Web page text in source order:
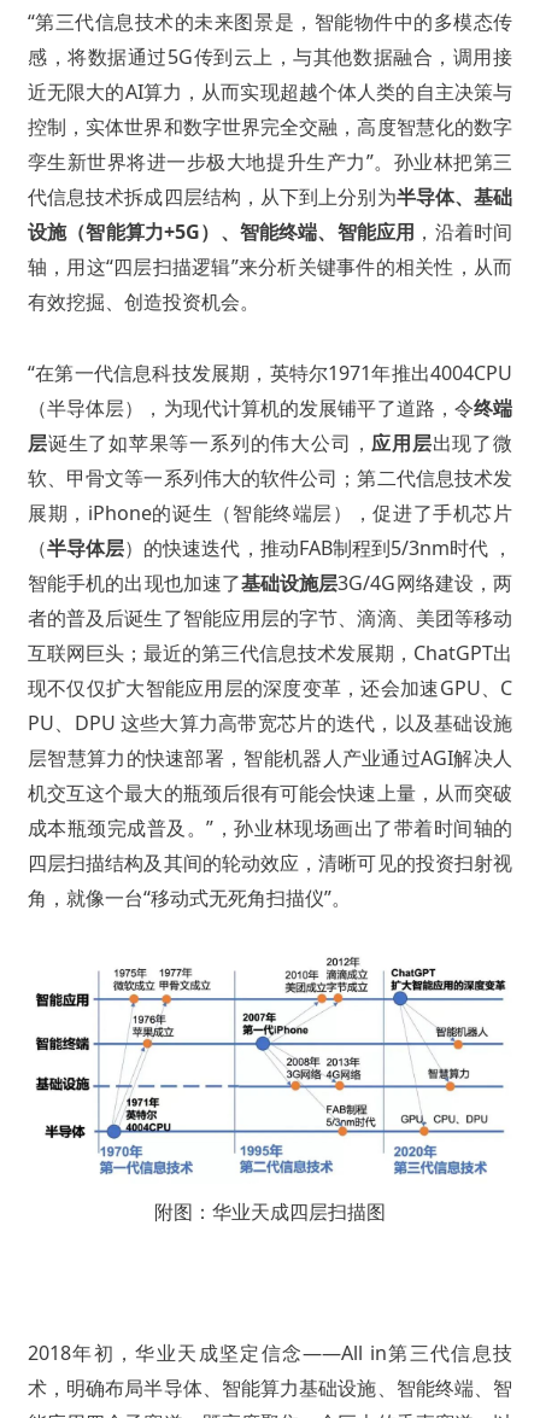
“第三代信息技术的未来图景是，智能物件中的多模态传
感，将数据通过5G传到云上，与其他数据融合，调用接
近无限大的AI算力，从而实现超越个体人类的自主决策与
控制，实体世界和数字世界完全交融，高度智慧化的数字
孪生新世界将进一步极大地提升生产力”。 孙业林把第三
代信息技术拆成四层结构，从下到上分别为半导体、基础
设施（智能算力+5G）、智能终端、智能应用 ，沿着时间
轴，用这“四层扫描逻辑”来分析关键事件的相关性，从而
有效挖掘、创造投资机会。
“在第一代信息科技发展期，英特尔1971年推出4004CPU
（半导体层），为现代计算机的发展铺平了道路，令终端
层诞生了如苹果等一系列的伟大公司，应用层出现了微
软、甲骨文等一系列伟大的软件公司；第二代信息技术发
展期，iPhone的诞生（智能终端层），促进了手机芯片
（半导体层）的快速迭代，推动FAB制程到5/3nm时代 ，
智能手机的出现也加速了基础设施层3G/4G网络建设，两
者的普及后诞生了智能应用层的字节、滴滴、美团等移动
互联网巨头；最近的第三代信息技术发展期，ChatGPT出
现不仅仅扩大智能应用层的深度变革，还会加速GPU、C
PU、DPU 这些大算力高带宽芯片的迭代，以及基础设施
层智慧算力的快速部署，智能机器人产业通过AGI解决人
机交互这个最大的瓶颈后很有可能会快速上量，从而突破
成本瓶颈完成普及。”，孙业林现场画出了带着时间轴的
四层扫描结构及其间的轮动效应，清晰可见的投资扫射视
角，就像一台“移动式无死角扫描仪”。
附图：华业天成四层扫描图
2018年初，华业天成坚定信念——All in第三代信息技
术，明确布局半导体、智能算力基础设施、智能终端、智